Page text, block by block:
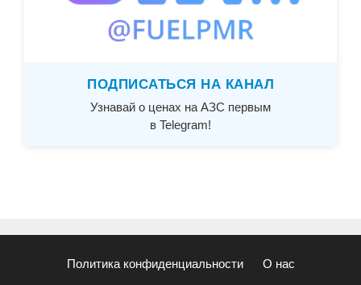
ПОДПИСАТЬСЯ НА КАНАЛ
Узнавай о ценах на АЗС первым
в Telegram!
Политика конфиденциальности О нас